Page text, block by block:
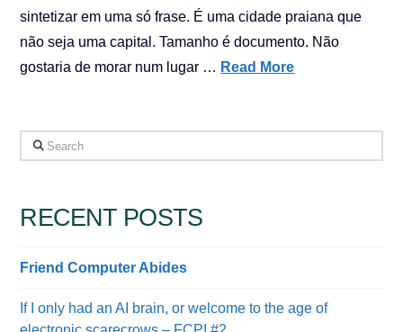
sintetizar em uma só frase. É uma cidade praiana que
não seja uma capital. Tamanho é documento. Não
gostaria de morar num lugar … Read More
Search
RECENT POSTS
Friend Computer Abides
If I only had an AI brain, or welcome to the age of